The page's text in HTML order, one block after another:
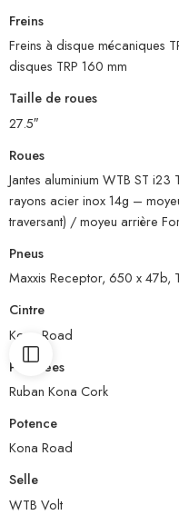
Freins
Freins à disque mécaniques
disques TRP 160 mm
Taille de roues
27.5″
Roues
Jantes aluminium WTB ST
rayons acier inox 14g –
traversant) / moyeu arrière
Pneus
Maxxis Receptor, 650 x 47b,
Cintre
Kona Road
Poignées
Ruban Kona Cork
Potence
Kona Road
Selle
WTB Volt